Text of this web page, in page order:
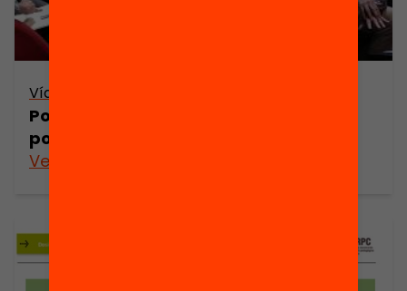
Vídeo
Posem l’educació a l’hora! Com fer
possibles uns altres horaris escolars?
Veure’n més